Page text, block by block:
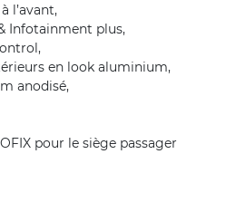
l’avant,
Infotainment plus,
en look aluminium,
anodisé,
pour le siège passager